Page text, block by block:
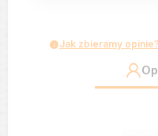
Jak zbieramy opinie?